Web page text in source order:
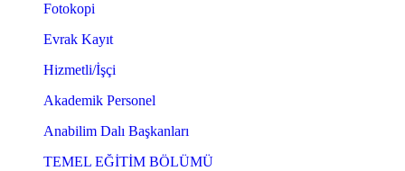
Fotokopi
Evrak Kayıt
Hizmetli/İşçi
Akademik Personel
Anabilim Dalı Başkanları
TEMEL EĞİTİM BÖLÜMÜ